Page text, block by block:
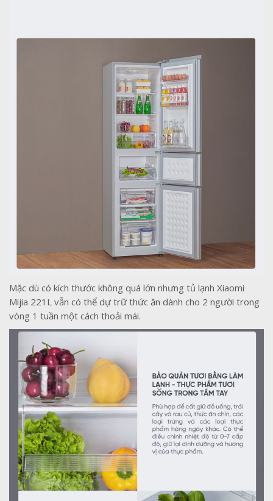
Mặc dù có kích thước không quá lớn nhưng tủ lạnh Xiaomi
Mijia 221L vẫn có thể dự trữ thức ăn dành cho 2 người trong
vòng 1 tuần một cách thoải mái.